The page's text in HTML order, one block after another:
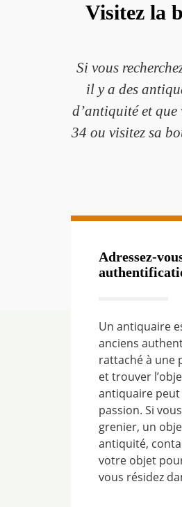
Visitez la
Si vous
il y a des
d’antiquité et
34 ou visitez sa
Adressez-
Un antiquaire
anciens
rattaché à une
et trouver
antiquaire
passion. Si
grenier, un
antiquité,
votre objet
vous résidez